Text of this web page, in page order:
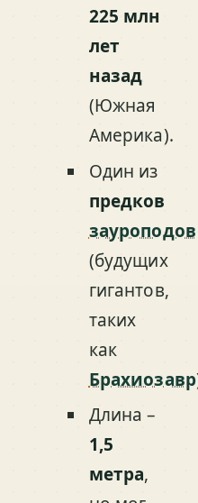
225 млн
лет
назад
(Южная
Америка).
Один из
предков
зауроподов
(будущих
гигантов,
таких
как
Брахиозавр
Длина –
1,5
метра,